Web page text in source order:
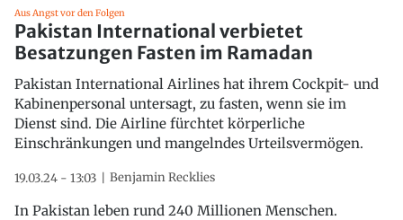
Aus Angst vor den Folgen
Pakistan International verbietet
Besatzungen Fasten im Ramadan
Pakistan International Airlines hat ihrem Cockpit- und
Kabinenpersonal untersagt, zu fasten, wenn sie im
Dienst sind. Die Airline fürchtet körperliche
Einschränkungen und mangelndes Urteilsvermögen.
19.03.24 - 13:03 Benjamin Recklies
In Pakistan leben rund 240 Millionen Menschen.